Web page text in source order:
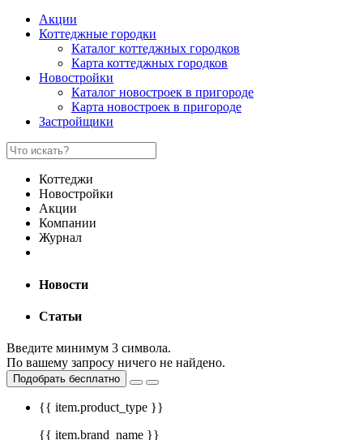
Акции
Коттеджные городки
Каталог коттеджных городков
Карта коттеджных городков
Новостройки
Каталог новостроек в пригороде
Карта новостроек в пригороде
Застройщики
Коттеджи
Новостройки
Акции
Компании
Журнал
Новости
Статьи
Введите минимум 3 символа.
По вашему запросу ничего не найдено.
Подобрать бесплатно
{{ item.product_type }}
{{ item.brand_name }}